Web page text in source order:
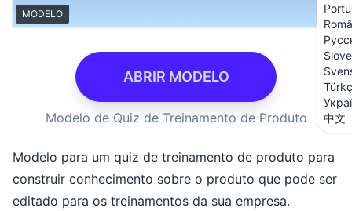
中文
MODELO
ABRIR MODELO
Modelo de Quiz de Treinamento de Produto
Modelo para um quiz de treinamento de produto para
construir conhecimento sobre o produto que pode ser
editado para os treinamentos da sua empresa.